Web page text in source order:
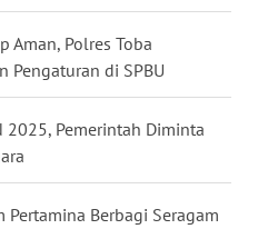
Aman, Polres Toba
Pengaturan di SPBU
2025, Pemerintah Diminta
Pertamina Berbagi Seragam